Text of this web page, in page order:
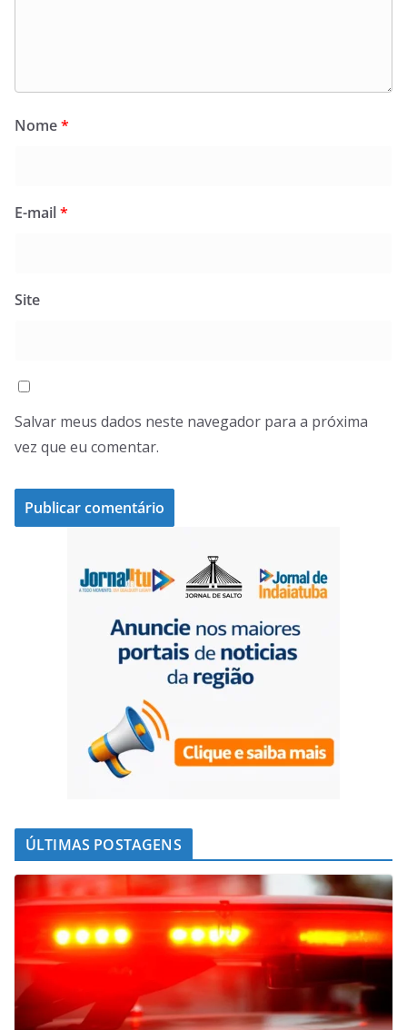
Nome*
E-mail*
Site
Salvar meus dados neste navegador para a próxima
vez que eu comentar.
ÚLTIMAS POSTAGENS